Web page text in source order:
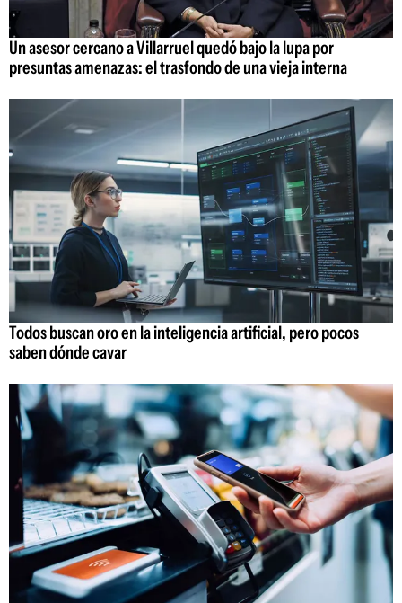
Un asesor cercano a Villarruel quedó bajo la lupa por
presuntas amenazas: el trasfondo de una vieja interna
Todos buscan oro en la inteligencia artificial, pero pocos
saben dónde cavar